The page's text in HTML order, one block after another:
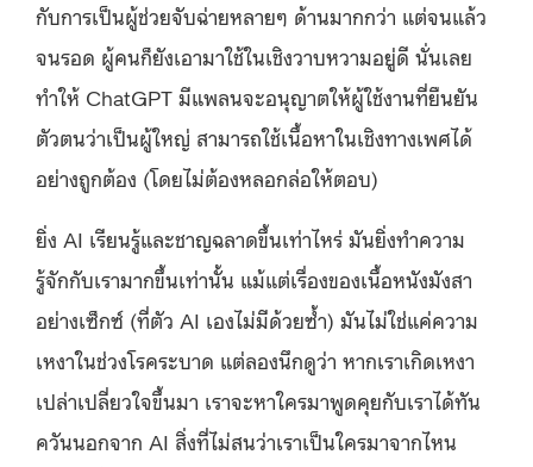
กับการเป็นผู้ช่วยจับฉ่ายหลายๆ ด้านมากกว่า แต่จนแล้ว
จนรอด ผู้คนก็ยังเอามาใช้ในเชิงวาบหวามอยู่ดี นั่นเลย
ทำให้ ChatGPT มีแพลนจะอนุญาตให้ผู้ใช้งานที่ยืนยัน
ตัวตนว่าเป็นผู้ใหญ่ สามารถใช้เนื้อหาในเชิงทางเพศได้
อย่างถูกต้อง (โดยไม่ต้องหลอกล่อให้ตอบ)
ยิ่ง AI เรียนรู้และชาญฉลาดขึ้นเท่าไหร่ มันยิ่งทำความ
รู้จักกับเรามากขึ้นเท่านั้น แม้แต่เรื่องของเนื้อหนังมังสา
อย่างเซ็กซ์ (ที่ตัว AI เองไม่มีด้วยซ้ำ) มันไม่ใช่แค่ความ
เหงาในช่วงโรคระบาด แต่ลองนึกดูว่า หากเราเกิดเหงา
เปล่าเปลี่ยวใจขึ้นมา เราจะหาใครมาพูดคุยกับเราได้ทัน
ควันนอกจาก AI สิ่งที่ไม่สนว่าเราเป็นใครมาจากไหน